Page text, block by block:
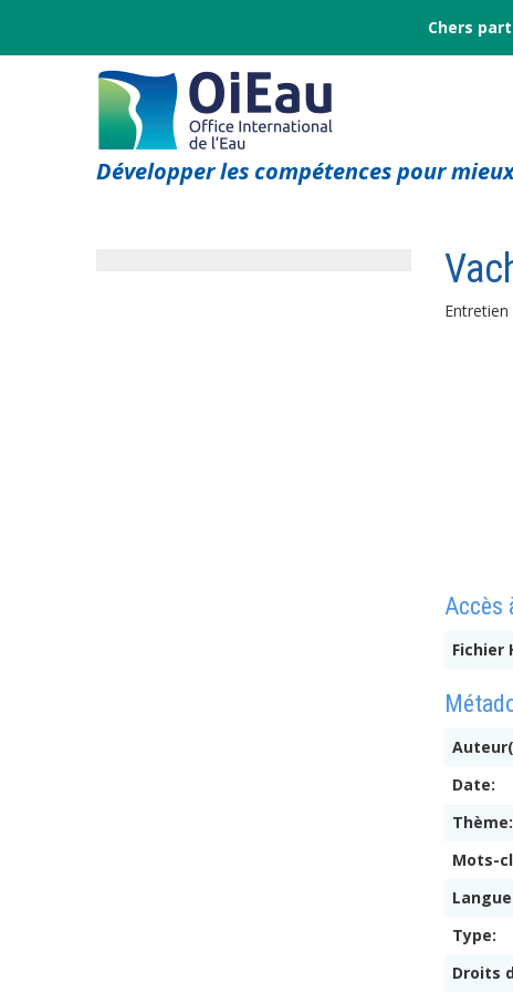
Chers
Développer les compétences pour
Accès
Fichier
Date:
Thème:
Mots-
Type:
Droits